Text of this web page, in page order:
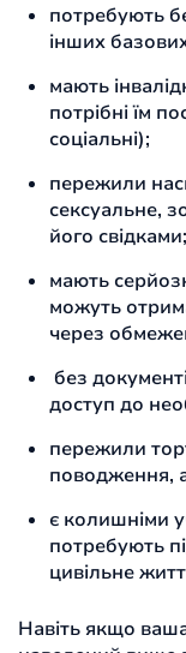
потребують
інших
мають
потрібні їм
соціальні);
пережили
сексуальне,
його свідками;
мають
можуть
через
без
доступ до
пережили
поводження,
є колишніми
потребують
цивільне
Навіть якщо